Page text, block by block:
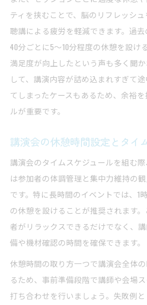
ティを挟むことで、脳のリフレッシ
聴講による疲労を軽減できます。過
40分ごとに5～10分程度の休憩を設け
満足度が向上したという声も多く聞
して、講演内容が詰め込まれすぎて
てしまったケースもあるため、余裕
ルが重要です。
講演会の休憩時間設定とタイ
講演会のタイムスケジュールを組む
は参加者の体調管理と集中力維持の
です。特に長時間のイベントでは、1
の休憩を設けることが推奨されます
者がリラックスできるだけでなく、
備や機材確認の時間を確保できます。
休憩時間の取り方一つで講演会全体
るため、事前準備段階で講師や会場
打ち合わせを行いましょう。失敗例